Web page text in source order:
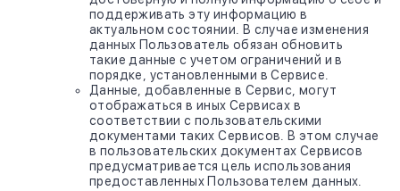
поддерживать эту информацию в
актуальном состоянии. В случае изменения
данных Пользователь обязан обновить
такие данные с учетом ограничений и в
порядке, установленными в Сервисе.
Данные, добавленные в Сервис, могут
отображаться в иных Сервисах в
соответствии с пользовательскими
документами таких Сервисов. В этом случае
в пользовательских документах Сервисов
предусматривается цель использования
предоставленных Пользователем данных.